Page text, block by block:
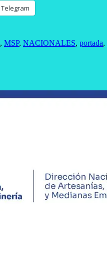
Telegram
, MSP, NACIONALES, portada,